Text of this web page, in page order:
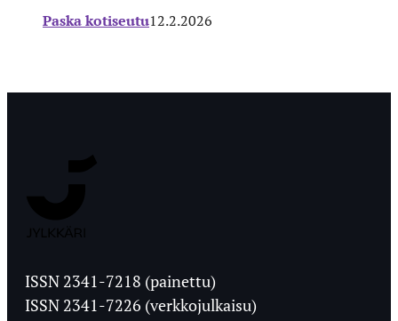
Paska kotiseutu12.2.2026
Ylioppilaslehti
ISSN 2341-7218 (painettu)
ISSN 2341-7226 (verkkojulkaisu)